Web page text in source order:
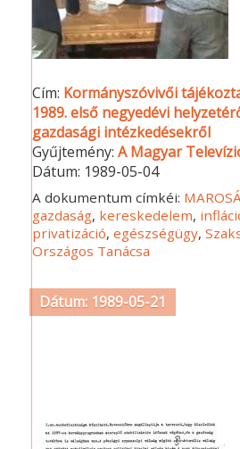
Cím: Kormányszóvivői
1989. első negyedévi
gazdasági intézkedésekről
Gyűjtemény:A Magyar
Dátum: 1989-05-04
A dokumentum címkéi:
gazdaság, kereskedelem,
privatizáció,egészségügy,
Országos Tanácsa
Dátum: 1989-05-21